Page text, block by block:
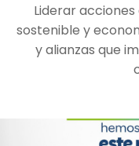
Liderar
sostenible y
y alianzas que